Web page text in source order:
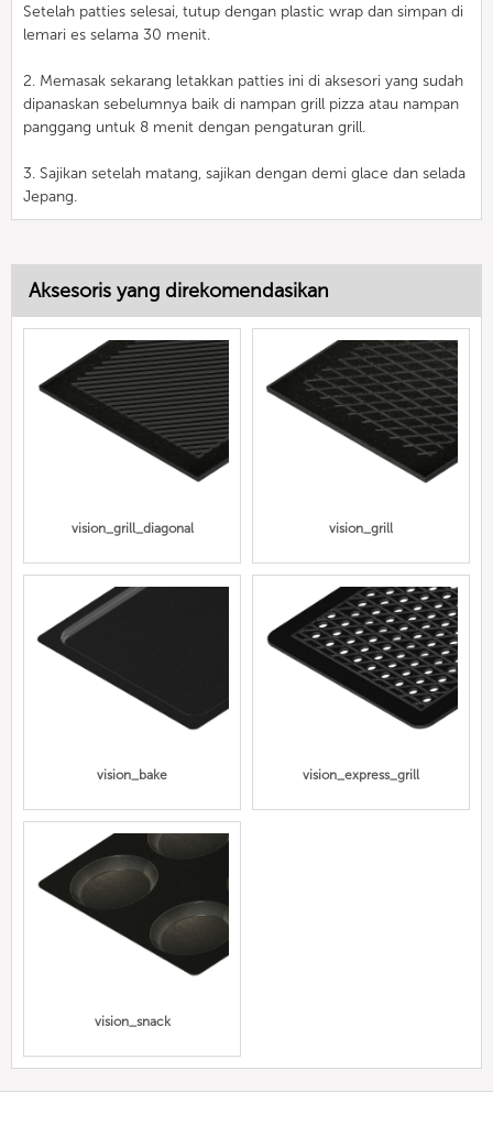
Setelah patties selesai, tutup dengan plastic wrap dan simpan di
lemari es selama 30 menit.
2. Memasak sekarang letakkan patties ini di aksesori yang sudah
dipanaskan sebelumnya baik di nampan grill pizza atau nampan
panggang untuk 8 menit dengan pengaturan grill.
3. Sajikan setelah matang, sajikan dengan demi glace dan selada
Jepang.
Aksesoris yang direkomendasikan
vision_grill_diagonal vision_grill
vision_bake vision_express_grill
vision_snack